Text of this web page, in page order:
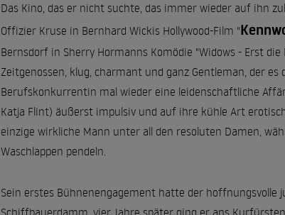
Das Kino, das er nicht suchte, das immer wieder auf ihn
Offizier Kruse in Bernhard Wickis Hollywood-Film "
Bernsdorf in Sherry Hormanns Komödie "Widows - Erst
Zeitgenossen, klug, charmant und ganz Gentleman, der
Berufskonkurrentin mal wieder eine leidenschaftliche
Katja Flint) äußerst impulsiv und auf ihre kühle Art
einzige wirkliche Mann unter all den resoluten Damen,
Waschlappen pendeln.
Sein erstes Bühnenengagement hatte der hoffnungsvolle
Schiffbauerdamm, vier Jahre später ging er ans